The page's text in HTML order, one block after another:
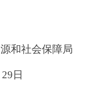
和社会保障局
29 日